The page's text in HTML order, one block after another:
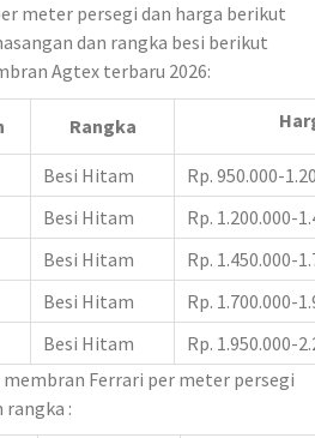
meter persegi dan harga berikut
dan rangka besi berikut
Agtex terbaru 2026:
Rangka
Besi Hitam
Rp. 950.000-
Besi Hitam
Rp. 1.200.000-
Besi Hitam
Rp. 1.450.000-
Besi Hitam
Rp. 1.700.000-
Besi Hitam
Rp. 1.950.000-
Ferrari per meter persegi
rangka :